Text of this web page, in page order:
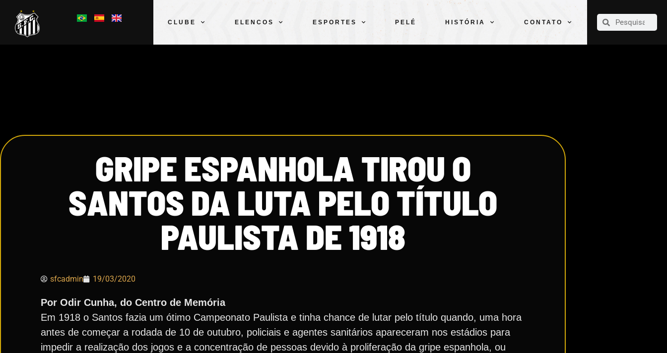
CLUBE ELENCOS ESPORTES PELÉ HISTÓRIA CONTATO
CLUBE
GRIPE ESPANHOLA TIROU O
SANTOS DA LUTA PELO TÍTULO
PAULISTA DE 1918
sfcadmin 19/03/2020
Por Odir Cunha, do Centro de Memória
Em 1918 o Santos fazia um ótimo Campeonato Paulista e tinha chance de lutar pelo título quando, uma hora
antes de começar a rodada de 10 de outubro, policiais e agentes sanitários apareceram nos estádios para
impedir a realização dos jogos e a concentração de pessoas devido à proliferação da gripe espanhola, ou